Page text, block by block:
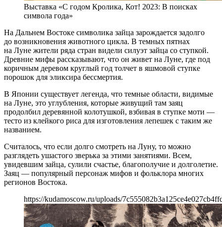
Выставка «С годом Кролика, Кот! 2023: В поисках
символа года»
На Дальнем Востоке символика зайца зарождается задолго
до возникновения животного цикла. В темных пятнах
на Луне жители ряда стран видели силуэт зайца со ступкой.
Древние мифы рассказывают, что он живет на Луне, где под
коричным деревом круглый год толчет в яшмовой ступке
порошок для эликсира бессмертия.
В Японии существует легенда, что темные области, видимые
на Луне, это углубления, которые живущий там заяц
продолбил деревянной колотушкой, взбивая в ступке моти —
тесто из клейкого риса для изготовления лепешек с таким же
названием.
Считалось, что если долго смотреть на Луну, то можно
разглядеть ушастого зверька за этими занятиями. Всем,
увидевшим зайца, сулили счастье, благополучие и долголетие.
Заяц — популярный персонаж мифов и фольклора многих
регионов Востока.
https://kudamoscow.ru/uploads/